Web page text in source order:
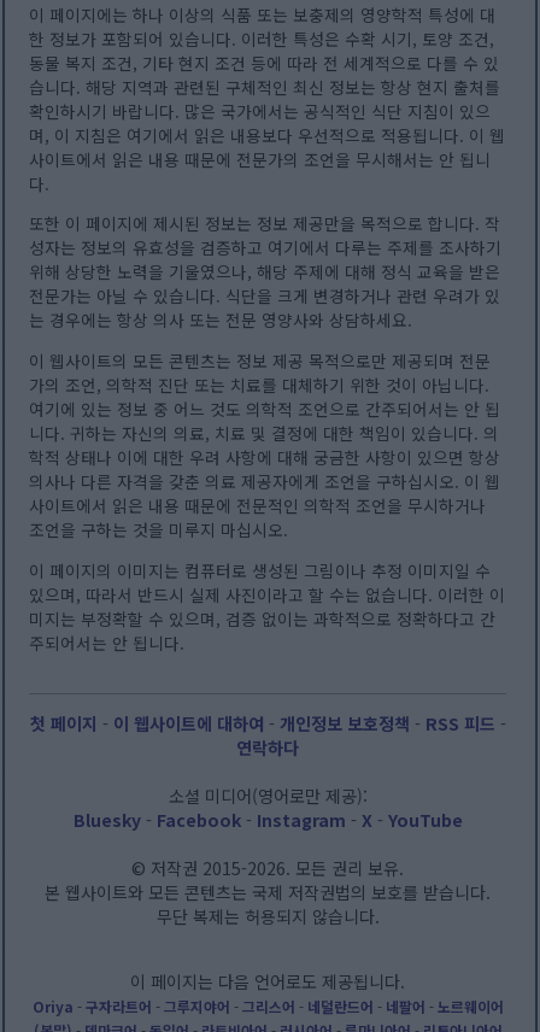
이 페이지에는 하나 이상의 식품 또는 보충제의 영양학적 특성에 대
한 정보가 포함되어 있습니다. 이러한 특성은 수확 시기, 토양 조건,
동물 복지 조건, 기타 현지 조건 등에 따라 전 세계적으로 다를 수 있
습니다. 해당 지역과 관련된 구체적인 최신 정보는 항상 현지 출처를
확인하시기 바랍니다. 많은 국가에서는 공식적인 식단 지침이 있으
며, 이 지침은 여기에서 읽은 내용보다 우선적으로 적용됩니다. 이 웹
사이트에서 읽은 내용 때문에 전문가의 조언을 무시해서는 안 됩니
다.
또한 이 페이지에 제시된 정보는 정보 제공만을 목적으로 합니다. 작
성자는 정보의 유효성을 검증하고 여기에서 다루는 주제를 조사하기
위해 상당한 노력을 기울였으나, 해당 주제에 대해 정식 교육을 받은
전문가는 아닐 수 있습니다. 식단을 크게 변경하거나 관련 우려가 있
는 경우에는 항상 의사 또는 전문 영양사와 상담하세요.
이 웹사이트의 모든 콘텐츠는 정보 제공 목적으로만 제공되며 전문
가의 조언, 의학적 진단 또는 치료를 대체하기 위한 것이 아닙니다.
여기에 있는 정보 중 어느 것도 의학적 조언으로 간주되어서는 안 됩
니다. 귀하는 자신의 의료, 치료 및 결정에 대한 책임이 있습니다. 의
학적 상태나 이에 대한 우려 사항에 대해 궁금한 사항이 있으면 항상
의사나 다른 자격을 갖춘 의료 제공자에게 조언을 구하십시오. 이 웹
사이트에서 읽은 내용 때문에 전문적인 의학적 조언을 무시하거나
조언을 구하는 것을 미루지 마십시오.
이 페이지의 이미지는 컴퓨터로 생성된 그림이나 추정 이미지일 수
있으며, 따라서 반드시 실제 사진이라고 할 수는 없습니다. 이러한 이
미지는 부정확할 수 있으며, 검증 없이는 과학적으로 정확하다고 간
주되어서는 안 됩니다.
첫 페이지 - 이 웹사이트에 대하여 - 개인정보 보호정책 - RSS 피드 -
연락하다
소셜 미디어(영어로만 제공):
Bluesky- Facebook- Instagram - X - YouTube
© 저작권 2015-2026. 모든 권리 보유.
본 웹사이트와 모든 콘텐츠는 국제 저작권법의 보호를 받습니다.
무단 복제는 허용되지 않습니다.
이 페이지는 다음 언어로도 제공됩니다.
Oriya -구자라트어 -그루지야어 -그리스어 - 네덜란드어 - 네팔어 -노르웨이어